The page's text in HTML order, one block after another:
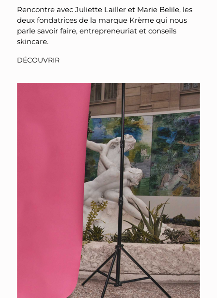
Rencontre avec Juliette Lailler et Marie Belile, les
deux fondatrices de la marque Krème qui nous
parle savoir faire, entrepreneuriat et conseils
skincare.
DÉCOUVRIR